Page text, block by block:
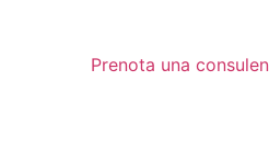
Prenota una